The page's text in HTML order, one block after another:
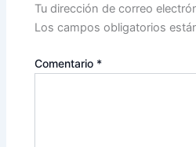
Tu dirección de correo
Los campos obligatorios
Comentario *